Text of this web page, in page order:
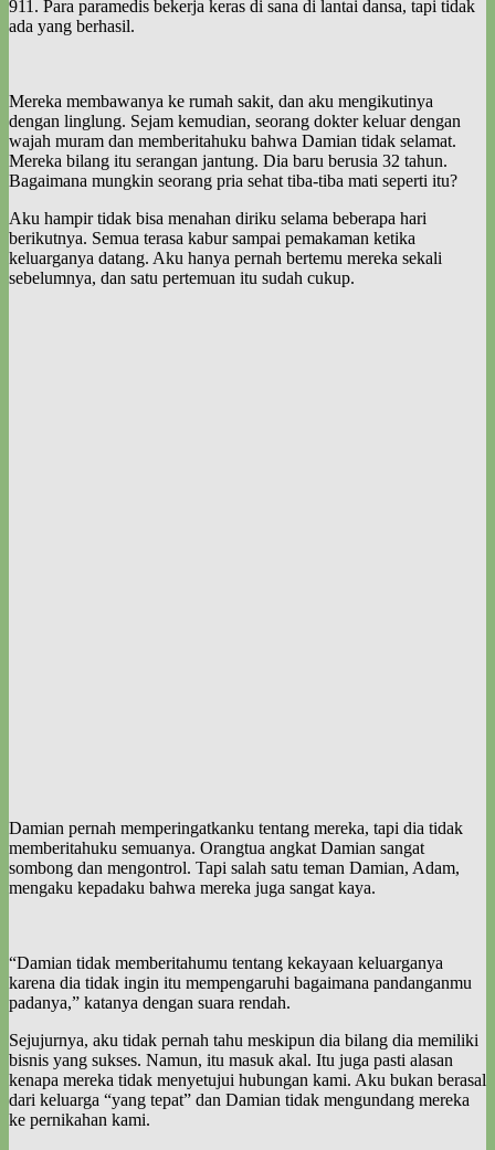
911. Para paramedis bekerja keras di sana di lantai dansa, tapi tidak
ada yang berhasil.
Mereka membawanya ke rumah sakit, dan aku mengikutinya
dengan linglung. Sejam kemudian, seorang dokter keluar dengan
wajah muram dan memberitahuku bahwa Damian tidak selamat.
Mereka bilang itu serangan jantung. Dia baru berusia 32 tahun.
Bagaimana mungkin seorang pria sehat tiba-tiba mati seperti itu?
Aku hampir tidak bisa menahan diriku selama beberapa hari
berikutnya. Semua terasa kabur sampai pemakaman ketika
keluarganya datang. Aku hanya pernah bertemu mereka sekali
sebelumnya, dan satu pertemuan itu sudah cukup.
Damian pernah memperingatkanku tentang mereka, tapi dia tidak
memberitahuku semuanya. Orangtua angkat Damian sangat
sombong dan mengontrol. Tapi salah satu teman Damian, Adam,
mengaku kepadaku bahwa mereka juga sangat kaya.
“Damian tidak memberitahumu tentang kekayaan keluarganya
karena dia tidak ingin itu mempengaruhi bagaimana pandanganmu
padanya,” katanya dengan suara rendah.
Sejujurnya, aku tidak pernah tahu meskipun dia bilang dia memiliki
bisnis yang sukses. Namun, itu masuk akal. Itu juga pasti alasan
kenapa mereka tidak menyetujui hubungan kami. Aku bukan berasal
dari keluarga “yang tepat” dan Damian tidak mengundang mereka
ke pernikahan kami.